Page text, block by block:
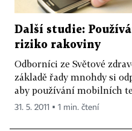
Další studie:
riziko rakoviny
Odborníci ze Světové
základě řady mnohdy si
aby používání mobilních
31. 5. 2011 ▪ 1 min. čtení